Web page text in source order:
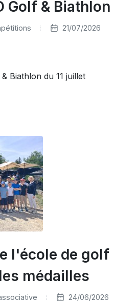
Golf & Biathlon
21/07/2026
Biathlon du 11 juillet
l'école de golf
médailles
24/06/2026